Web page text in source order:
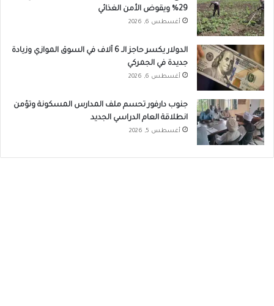
29% ويقوض الأمن الغذائي
أغسطس 6, 2026
الدولار يكسر حاجز الـ 6 آلاف في السوق الموازي وزيادة
جديدة في الجمركي
أغسطس 6, 2026
جنوب دارفور تحسم ملف المدارس المسكونة وتؤمن
انطلاقة العام الدراسي الجديد
أغسطس 5, 2026